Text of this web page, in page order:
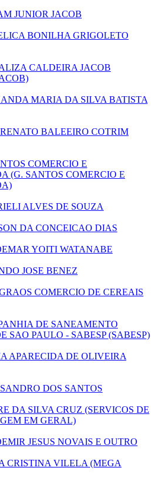
JUNIOR JACOB
BONILHA GRIGOLETO
CALDEIRA JACOB
MARIA DA SILVA BATISTA
RENATO BALEEIRO COTRIM
COMERCIO E
(G. SANTOS COMERCIO E
ALVES DE SOUZA
DA CONCEICAO DIAS
YOITI WATANABE
JOSE BENEZ
COMERCIO DE CEREAIS
DE SANEAMENTO
SAO PAULO - SABESP(SABESP)
APARECIDA DE OLIVEIRA
DOS SANTOS
DA SILVA CRUZ (SERVICOS DE
EM GERAL)
JESUS NOVAIS E OUTRO
CRISTINA VILELA (MEGA